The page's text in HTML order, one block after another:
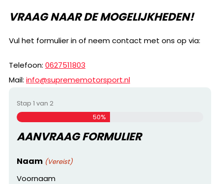
VRAAG NAAR DE MOGELIJKHEDEN!
Vul het formulier in of neem contact met ons op via:
Telefoon: 0627511803
Mail: info@suprememotorsport.nl
Stap1 van 2
50%
AANVRAAG FORMULIER
Naam (Vereist)
Voornaam